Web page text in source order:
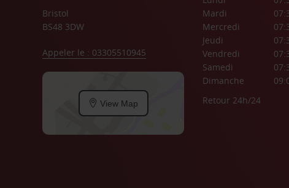
Bristol
BS48 3DW
Appeler le : 03305510945
View Map
Mardi
Mercredi
Jeudi
Vendredi
Samedi
Dimanche
Retour 24h/24